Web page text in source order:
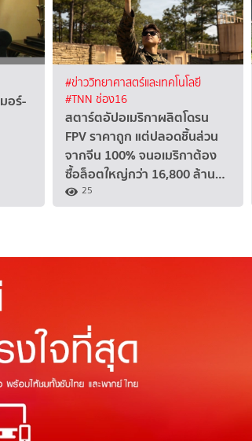
อร์-
#ข่าววิทยาศาสตร์และเทคโนโลยี
#TNN ช่อง16
สตาร์ตอัปอเมริกาผลิตโดรน
FPV ราคาถูก แต่ปลอดชิ้นส่วน
จากจีน 100% จนอเมริกาต้อง
ซื้อล็อตใหญ่กว่า 16,800 ล้าน…
25